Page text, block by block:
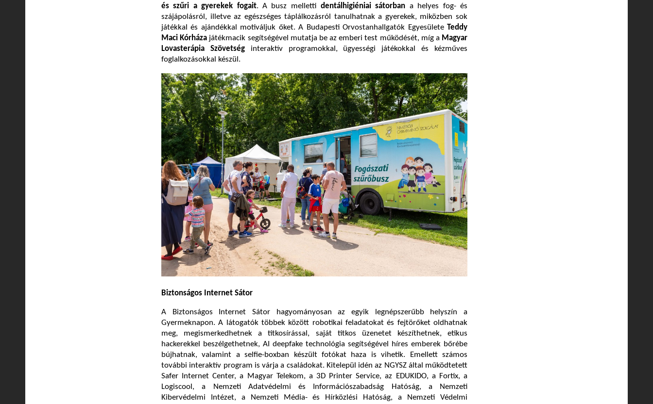
és szűri a gyerekek fogait. A busz mellettidentálhigiéniai sátorban a helyes fog- és
szájápolásról, illetve az egészséges táplálkozásról tanulhatnak a gyerekek, miközben sok
játékkal és ajándékkal motiváljuk őket. A Budapesti Orvostanhallgatók Egyesülete Teddy
Maci Kórháza játékmacik segítségével mutatja be az emberi test működését, míg a Magyar
Lovasterápia Szövetséginteraktív programokkal, ügyességi játékokkal és kézműves
foglalkozásokkal készül.
Biztonságos Internet Sátor
A Biztonságos Internet Sátor hagyományosan az egyik legnépszerűbb helyszín a
Gyermeknapon. A látogatók többek között robotikai feladatokat és fejtörőket oldhatnak
meg, megismerkedhetnek a titkosírással, saját titkos üzenetet készíthetnek, etikus
hackerekkel beszélgethetnek, AI deepfake technológia segítségével híres emberek bőrébe
bújhatnak, valamint a selfie-boxban készült fotókat haza is vihetik. Emellett számos
további interaktív program is várja a családokat. Kitelepül idén az NGYSZ által működtetett
Safer Internet Center, a Magyar Telekom, a 3D Printer Service, az EDUKIDO, a Fortix, a
Logiscool, a Nemzeti Adatvédelmi és Információszabadság Hatóság, a Nemzeti
Kibervédelmi Intézet, a Nemzeti Média- és Hírközlési Hatóság, a Nemzeti Védelmi